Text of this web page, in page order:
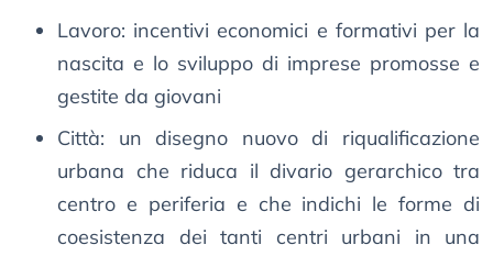
Lavoro: incentivi economici e formativi per la
nascita e lo sviluppo di imprese promosse e
gestite da giovani
Città: un disegno nuovo di riqualificazione
urbana che riduca il divario gerarchico tra
centro e periferia e che indichi le forme di
coesistenza dei tanti centri urbani in una